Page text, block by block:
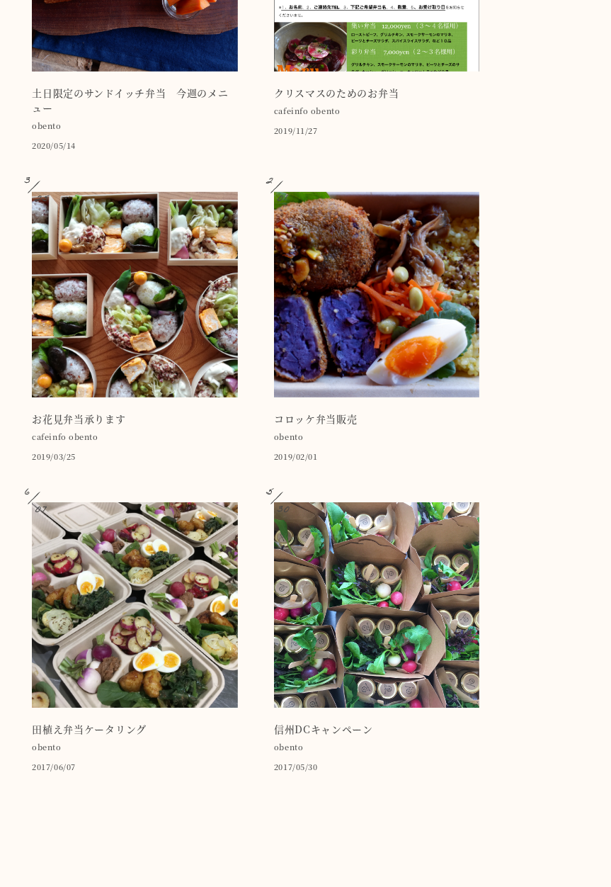
土日限定のサンドイッチ弁当 今週のメニ
ュー
obento
2020/05/14
クリスマスのためのお弁当
cafeinfo obento
2019/11/27
3
25
お花見弁当承ります
cafeinfo obento
2019/03/25
2
01
コロッケ弁当販売
obento
2019/02/01
6
07
田植え弁当ケータリング
obento
2017/06/07
5
30
信州DCキャンペーン
obento
2017/05/30